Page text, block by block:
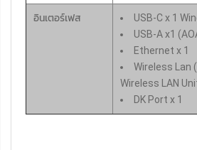
อินเตอร์เฟส
USB-C x 1
USB-A x1
Ethernet x 1
Wireless Lan
Wireless LAN
DK Port x 1